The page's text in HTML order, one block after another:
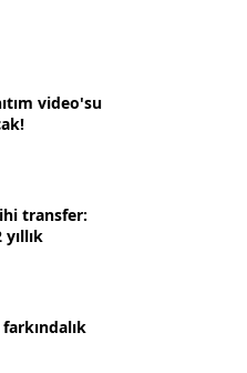
video'su
transfer: